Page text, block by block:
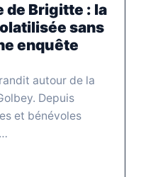
de Brigitte : la
sans
enquête
autour de la
Depuis
et bénévoles